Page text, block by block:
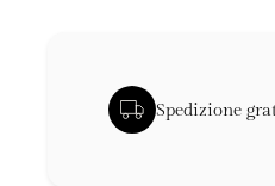
Spedizione